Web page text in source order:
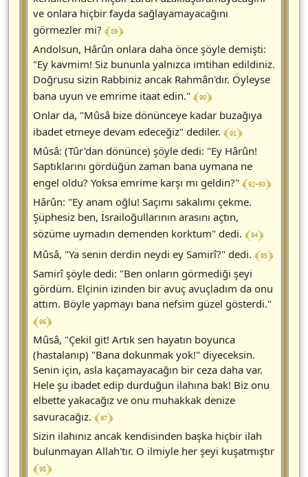
ve onlara hiçbir fayda sağlayamayacağını
görmezler mi? ﴾ 89 ﴿
Andolsun, Hârûn onlara daha önce şöyle demişti:
"Ey kavmim! Siz bununla yalnızca imtihan edildiniz.
Doğrusu sizin Rabbiniz ancak Rahmân'dır. Öyleyse
bana uyun ve emrime itaat edin." ﴾ 90 ﴿
Onlar da, "Mûsâ bize dönünceye kadar buzağıya
ibadet etmeye devam edeceğiz" dediler. ﴾ 91 ﴿
Mûsâ: (Tûr'dan dönünce) şöyle dedi: "Ey Hârûn!
Saptıklarını gördüğün zaman bana uymana ne
engel oldu? Yoksa emrime karşı mı geldin?" ﴾ 92-93 ﴿
Hârûn: "Ey anam oğlu! Saçımı sakalımı çekme.
Şüphesiz ben, İsrailoğullarının arasını açtın,
sözüme uymadın demenden korktum" dedi. ﴾ 94 ﴿
Mûsâ, "Ya senin derdin neydi ey Samirî?" dedi. ﴾ 95 ﴿
Samirî şöyle dedi: "Ben onların görmediği şeyi
gördüm. Elçinin izinden bir avuç avuçladım da onu
attım. Böyle yapmayı bana nefsim güzel gösterdi."
﴾ 96 ﴿
Mûsâ, "Çekil git! Artık sen hayatın boyunca
(hastalanıp) "Bana dokunmak yok!" diyeceksin.
Senin için, asla kaçamayacağın bir ceza daha var.
Hele şu ibadet edip durduğun ilahına bak! Biz onu
elbette yakacağız ve onu muhakkak denize
savuracağız. ﴾ 97 ﴿
Sizin ilahınız ancak kendisinden başka hiçbir ilah
bulunmayan Allah'tır. O ilmiyle her şeyi kuşatmıştır
﴾ 98 ﴿